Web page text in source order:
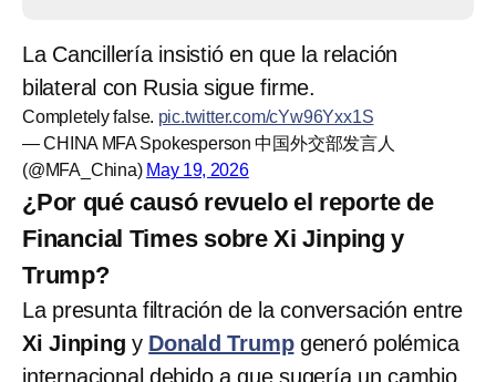
La Cancillería insistió en que la relación
bilateral con Rusia sigue firme.
Completely false. pic.twitter.com/cYw96Yxx1S
— CHINA MFA Spokesperson 中国外交部发言人
(@MFA_China) May 19, 2026
¿Por qué causó revuelo el reporte de
Financial Times sobre Xi Jinping y
Trump?
La presunta filtración de la conversación entre
Xi Jinping y Donald Trump generó polémica
internacional debido a que sugería un cambio